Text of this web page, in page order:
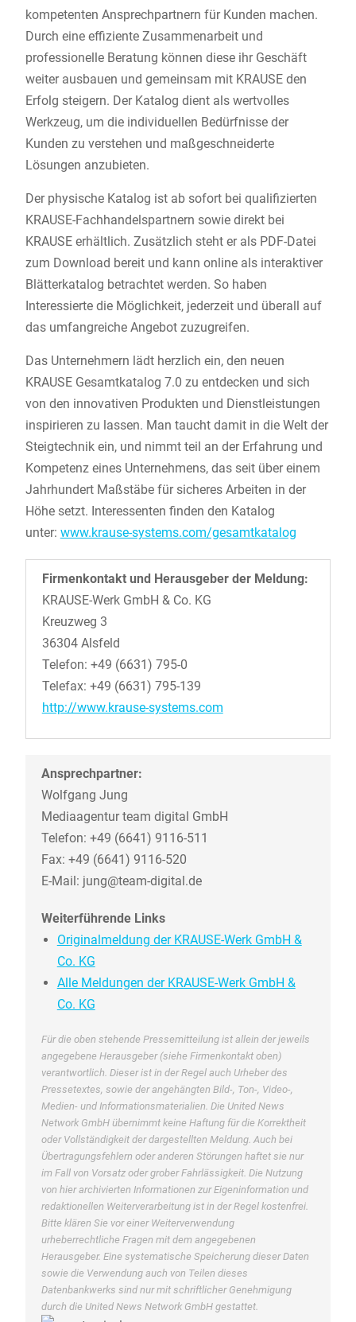
kompetenten Ansprechpartnern für Kunden machen.
Durch eine effiziente Zusammenarbeit und
professionelle Beratung können diese ihr Geschäft
weiter ausbauen und gemeinsam mit KRAUSE den
Erfolg steigern. Der Katalog dient als wertvolles
Werkzeug, um die individuellen Bedürfnisse der
Kunden zu verstehen und maßgeschneiderte
Lösungen anzubieten.
Der physische Katalog ist ab sofort bei qualifizierten
KRAUSE-Fachhandelspartnern sowie direkt bei
KRAUSE erhältlich. Zusätzlich steht er als PDF-Datei
zum Download bereit und kann online als interaktiver
Blätterkatalog betrachtet werden. So haben
Interessierte die Möglichkeit, jederzeit und überall auf
das umfangreiche Angebot zuzugreifen.
Das Unternehmern lädt herzlich ein, den neuen
KRAUSE Gesamtkatalog 7.0 zu entdecken und sich
von den innovativen Produkten und Dienstleistungen
inspirieren zu lassen. Man taucht damit in die Welt der
Steigtechnik ein, und nimmt teil an der Erfahrung und
Kompetenz eines Unternehmens, das seit über einem
Jahrhundert Maßstäbe für sicheres Arbeiten in der
Höhe setzt. Interessenten finden den Katalog
unter: www.krause-systems.com/gesamtkatalog
Firmenkontakt und Herausgeber der Meldung:
KRAUSE-Werk GmbH & Co. KG
Kreuzweg 3
36304 Alsfeld
Telefon: +49 (6631) 795-0
Telefax: +49 (6631) 795-139
http://www.krause-systems.com
Ansprechpartner:
Wolfgang Jung
Mediaagentur team digital GmbH
Telefon: +49 (6641) 9116-511
Fax: +49 (6641) 9116-520
E-Mail: jung@team-digital.de
Weiterführende Links
Originalmeldung der KRAUSE-Werk GmbH &
Co. KG
Alle Meldungen der KRAUSE-Werk GmbH &
Co. KG
Für die oben stehende Pressemitteilung ist allein der jeweils
angegebene Herausgeber (siehe Firmenkontakt oben)
verantwortlich. Dieser ist in der Regel auch Urheber des
Pressetextes, sowie der angehängten Bild-, Ton-, Video-,
Medien- und Informationsmaterialien. Die United News
Network GmbH übernimmt keine Haftung für die Korrektheit
oder Vollständigkeit der dargestellten Meldung. Auch bei
Übertragungsfehlern oder anderen Störungen haftet sie nur
im Fall von Vorsatz oder grober Fahrlässigkeit. Die Nutzung
von hier archivierten Informationen zur Eigeninformation und
redaktionellen Weiterverarbeitung ist in der Regel kostenfrei.
Bitte klären Sie vor einer Weiterverwendung
urheberrechtliche Fragen mit dem angegebenen
Herausgeber. Eine systematische Speicherung dieser Daten
sowie die Verwendung auch von Teilen dieses
Datenbankwerks sind nur mit schriftlicher Genehmigung
durch die United News Network GmbH gestattet.